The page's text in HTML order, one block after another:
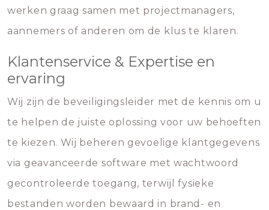
werken graag samen met projectmanagers,
aannemers of anderen om de klus te klaren.
Klantenservice & Expertise en
ervaring
Wij zijn de beveiligingsleider met de kennis om u
te helpen de juiste oplossing voor uw behoeften
te kiezen. Wij beheren gevoelige klantgegevens
via geavanceerde software met wachtwoord
gecontroleerde toegang, terwijl fysieke
bestanden worden bewaard in brand- en